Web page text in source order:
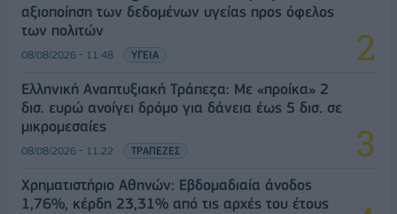
αξιοποίηση των δεδομένων υγείας προς όφελος
των πολιτών
08/08/2026 - 11:48 ΥΓΕΙΑ
Ελληνική Αναπτυξιακή Τράπεζα: Με «προίκα» 2
δισ. ευρώ ανοίγει δρόμο για δάνεια έως 5 δισ. σε
μικρομεσαίες
08/08/2026 - 11:22 ΤΡΑΠΕΖΕΣ
Χρηματιστήριο Αθηνών: Εβδομαδιαία άνοδος
1,76%, κέρδη 23,31% από τις αρχές του έτους